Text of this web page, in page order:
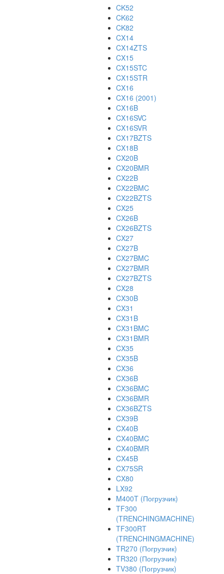
CK52
CK62
CK82
CX14
CX14ZTS
CX15
CX15STC
CX15STR
CX16
CX16 (2001)
CX16B
CX16SVC
CX16SVR
CX17BZTS
CX18B
CX20B
CX20BMR
CX22B
CX22BMC
CX22BZTS
CX25
CX26B
CX26BZTS
CX27
CX27B
CX27BMC
CX27BMR
CX27BZTS
CX28
CX30B
CX31
CX31B
CX31BMC
CX31BMR
CX35
CX35B
CX36
CX36B
CX36BMC
CX36BMR
CX36BZTS
CX39B
CX40B
CX40BMC
CX40BMR
CX45B
CX75SR
CX80
LX92
M400T (Погрузчик)
TF300
(TRENCHINGMACHINE)
TF300RT
(TRENCHINGMACHINE)
TR270 (Погрузчик)
TR320 (Погрузчик)
TV380 (Погрузчик)